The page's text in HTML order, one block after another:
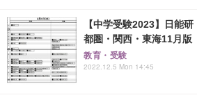
【中学受験2023】日能
都圏・関西・東海11月版
教育・受験
2022.12.5 Mon 14:45